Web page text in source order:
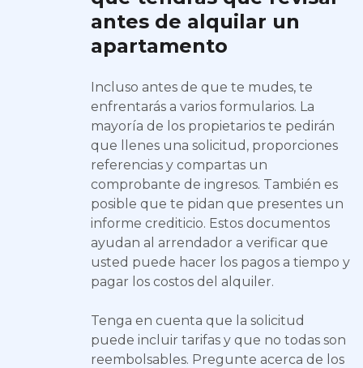
antes de alquilar un
apartamento
Incluso antes de que te mudes, te
enfrentarás a varios formularios. La
mayoría de los propietarios te pedirán
que llenes una solicitud, proporciones
referencias y compartas un
comprobante de ingresos. También es
posible que te pidan que presentes un
informe crediticio. Estos documentos
ayudan al arrendador a verificar que
usted puede hacer los pagos a tiempo y
pagar los costos del alquiler.
Tenga en cuenta que la solicitud
puede incluir tarifas y que no todas son
reembolsables. Pregunte acerca de los